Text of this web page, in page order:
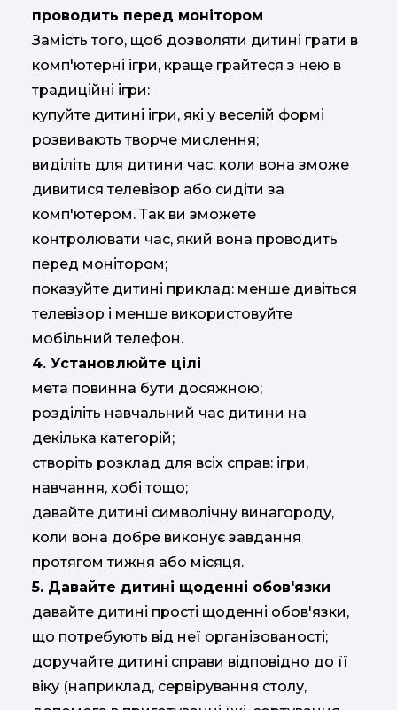
проводить перед монітором
Замість того, щоб дозволяти дитині грати в
комп'ютерні ігри, краще грайтеся з нею в
традиційні ігри:
купуйте дитині ігри, які у веселій формі
розвивають творче мислення;
виділіть для дитини час, коли вона зможе
дивитися телевізор або сидіти за
комп'ютером. Так ви зможете
контролювати час, який вона проводить
перед монітором;
показуйте дитині приклад: менше дивіться
телевізор і менше використовуйте
мобільний телефон.
4. Установлюйте цілі
мета повинна бути досяжною;
розділіть навчальний час дитини на
декілька категорій;
створіть розклад для всіх справ: ігри,
навчання, хобі тощо;
давайте дитині символічну винагороду,
коли вона добре виконує завдання
протягом тижня або місяця.
5. Давайте дитині щоденні обов'язки
давайте дитині прості щоденні обов'язки,
що потребують від неї організованості;
доручайте дитині справи відповідно до її
віку (наприклад, сервірування столу,